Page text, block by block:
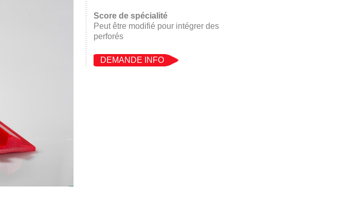
Score de spécialité
Peut être modifié pour intégrer des
perforés
DEMANDE INFO